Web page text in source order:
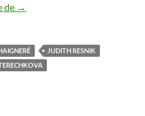
de Les Chroniques de l’espace
→
JUDITH RESNIK